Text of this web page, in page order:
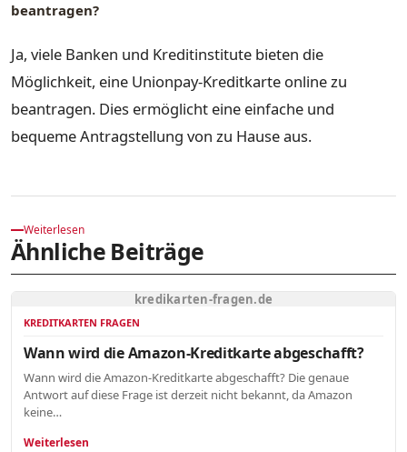
beantragen?
Ja, viele Banken und Kreditinstitute bieten die
Möglichkeit, eine Unionpay-Kreditkarte online zu
beantragen. Dies ermöglicht eine einfache und
bequeme Antragstellung von zu Hause aus.
Weiterlesen
Ähnliche Beiträge
kredikarten-fragen.de
KREDITKARTEN FRAGEN
Wann wird die Amazon-Kreditkarte abgeschafft?
Wann wird die Amazon-Kreditkarte abgeschafft? Die genaue
Antwort auf diese Frage ist derzeit nicht bekannt, da Amazon
keine…
Weiterlesen